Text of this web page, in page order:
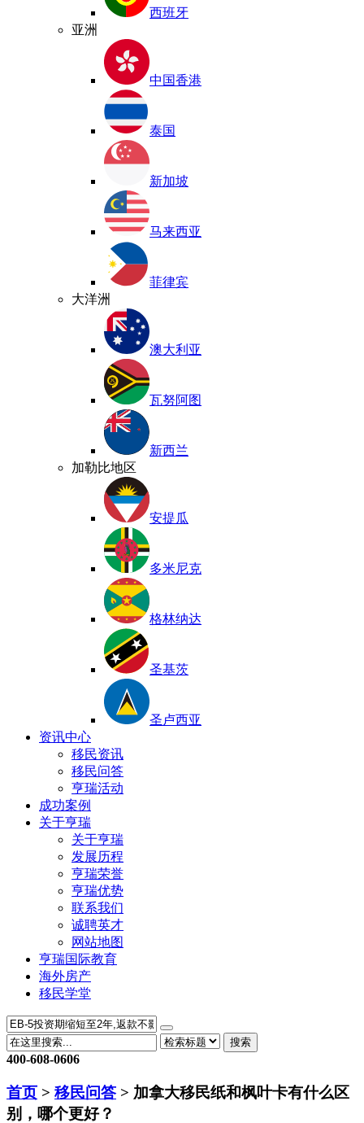
西班牙
亚洲
中国香港
泰国
新加坡
马来西亚
菲律宾
大洋洲
澳大利亚
瓦努阿图
新西兰
加勒比地区
安提瓜
多米尼克
格林纳达
圣基茨
圣卢西亚
资讯中心
移民资讯
移民问答
亨瑞活动
成功案例
关于亨瑞
关于亨瑞
发展历程
亨瑞荣誉
亨瑞优势
联系我们
诚聘英才
网站地图
亨瑞国际教育
海外房产
移民学堂
搜索
400-608-0606
首页 > 移民问答 > 加拿大移民纸和枫叶卡有什么区
别，哪个更好？